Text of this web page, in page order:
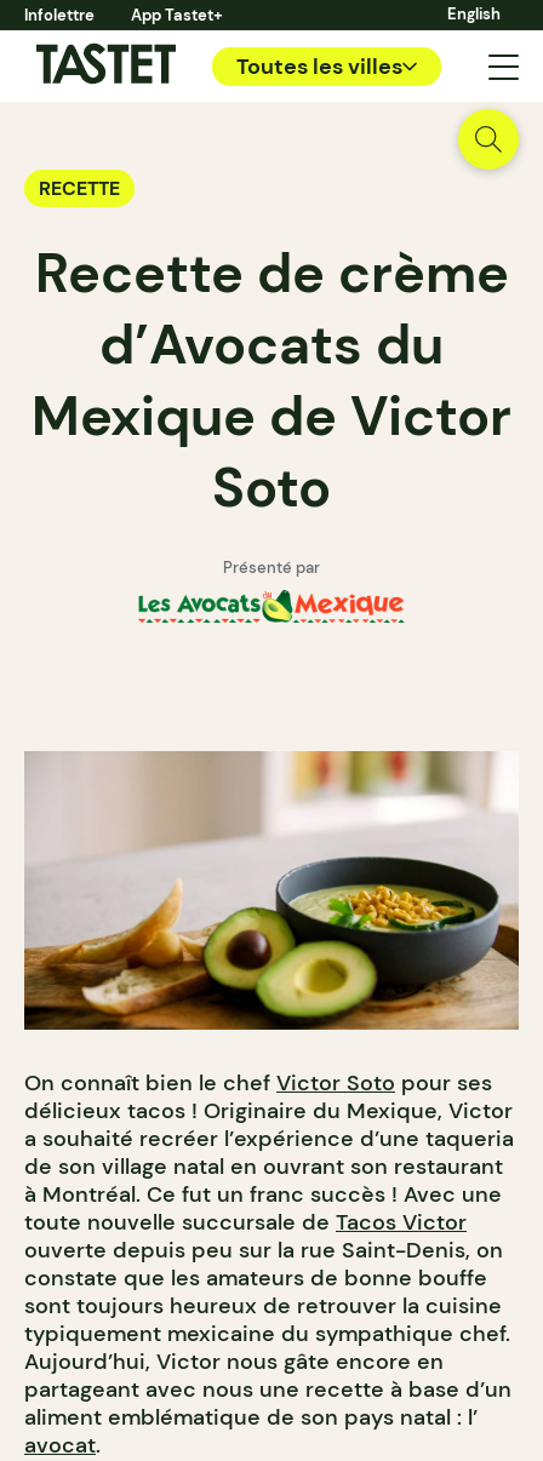
Infolettre App Tastet+ English
Toutes les villes
RECETTE
Recette de crème
d’Avocats du
Mexique de Victor
Soto
Présenté par
On connaît bien le chef Victor Soto pour ses
délicieux tacos ! Originaire du Mexique, Victor
a souhaité recréer l’expérience d’une taqueria
de son village natal en ouvrant son restaurant
à Montréal. Ce fut un franc succès ! Avec une
toute nouvelle succursale de Tacos Victor
ouverte depuis peu sur la rue Saint-Denis, on
constate que les amateurs de bonne bouffe
sont toujours heureux de retrouver la cuisine
typiquement mexicaine du sympathique chef.
Aujourd’hui, Victor nous gâte encore en
partageant avec nous une recette à base d’un
aliment emblématique de son pays natal : l’
avocat.